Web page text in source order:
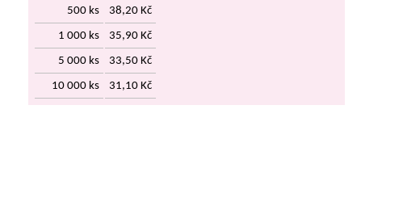
500 ks 38,20 Kč
1 000 ks 35,90 Kč
5 000 ks 33,50 Kč
10 000 ks 31,10 Kč